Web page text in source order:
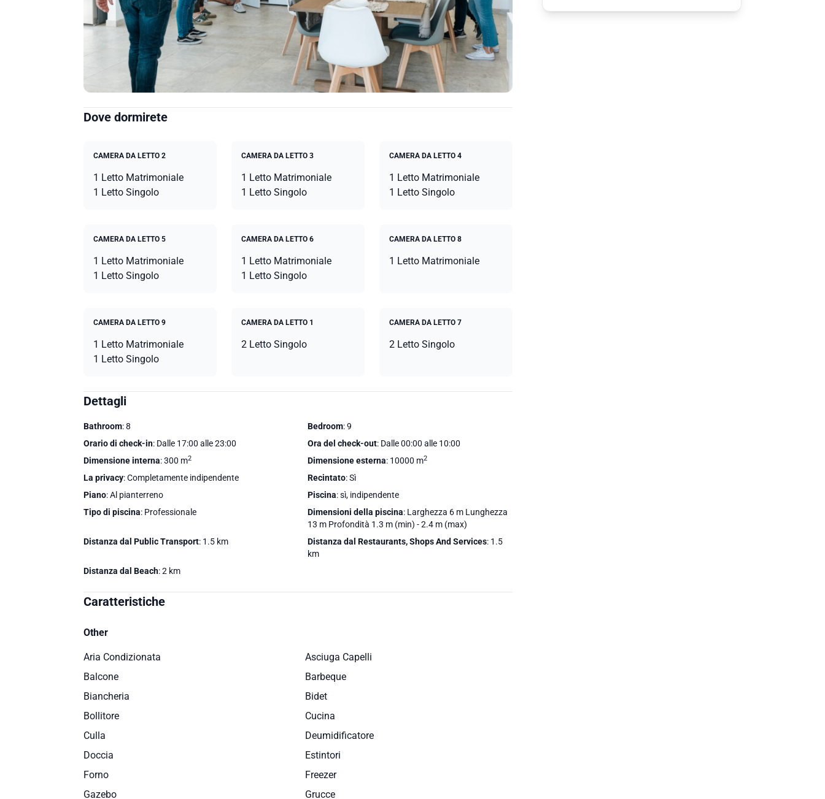
Dove dormirete
CAMERA DA LETTO 2
1 Letto Matrimoniale
1 Letto Singolo
CAMERA DA LETTO 3
1 Letto Matrimoniale
1 Letto Singolo
CAMERA DA LETTO 4
1 Letto Matrimoniale
1 Letto Singolo
CAMERA DA LETTO 5
1 Letto Matrimoniale
1 Letto Singolo
CAMERA DA LETTO 6
1 Letto Matrimoniale
1 Letto Singolo
CAMERA DA LETTO 8
1 Letto Matrimoniale
CAMERA DA LETTO 9
1 Letto Matrimoniale
1 Letto Singolo
CAMERA DA LETTO 1
2 Letto Singolo
CAMERA DA LETTO 7
2 Letto Singolo
Dettagli
Bathroom: 8 Bedroom: 9
Orario di check-in: Dalle 17:00 alle 23:00 Ora del check-out: Dalle 00:00 alle 10:00
Dimensione interna: 300 m2 Dimensione esterna: 10000 m2
La privacy: Completamente indipendente Recintato: Sì
Piano: Al pianterreno Piscina: sì, indipendente
Tipo di piscina: Professionale Dimensioni della piscina: Larghezza 6 m Lunghezza
13 m Profondità 1.3 m (min) - 2.4 m (max)
Distanza dal Public Transport: 1.5 km Distanza dal Restaurants, Shops And Services: 1.5
km
Distanza dal Beach: 2 km
Caratteristiche
Other
Aria Condizionata
Asciuga Capelli
Balcone
Barbeque
Biancheria
Bidet
Bollitore
Cucina
Culla
Deumidificatore
Doccia
Estintori
Forno
Freezer
Gazebo
Grucce